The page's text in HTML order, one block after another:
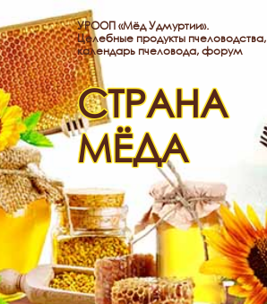
УРООП «Мёд Удмуртии».
Целебные продукты пчеловодства,
календарь пчеловода, форум
СТРАНА
МЁДА